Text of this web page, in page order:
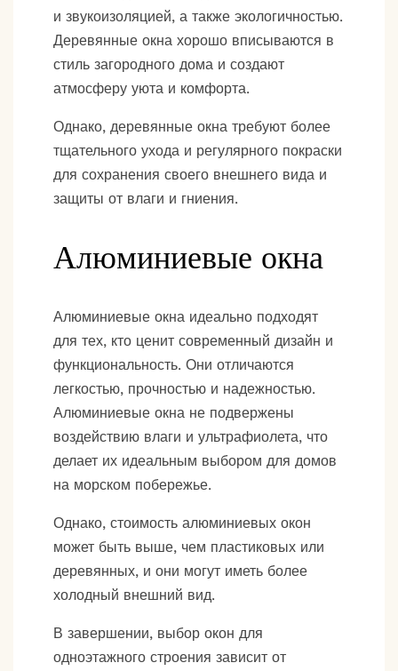
и звукоизоляцией, а также экологичностью.
Деревянные окна хорошо вписываются в
стиль загородного дома и создают
атмосферу уюта и комфорта.
Однако, деревянные окна требуют более
тщательного ухода и регулярного покраски
для сохранения своего внешнего вида и
защиты от влаги и гниения.
Алюминиевые окна
Алюминиевые окна идеально подходят
для тех, кто ценит современный дизайн и
функциональность. Они отличаются
легкостью, прочностью и надежностью.
Алюминиевые окна не подвержены
воздействию влаги и ультрафиолета, что
делает их идеальным выбором для домов
на морском побережье.
Однако, стоимость алюминиевых окон
может быть выше, чем пластиковых или
деревянных, и они могут иметь более
холодный внешний вид.
В завершении, выбор окон для
одноэтажного строения зависит от